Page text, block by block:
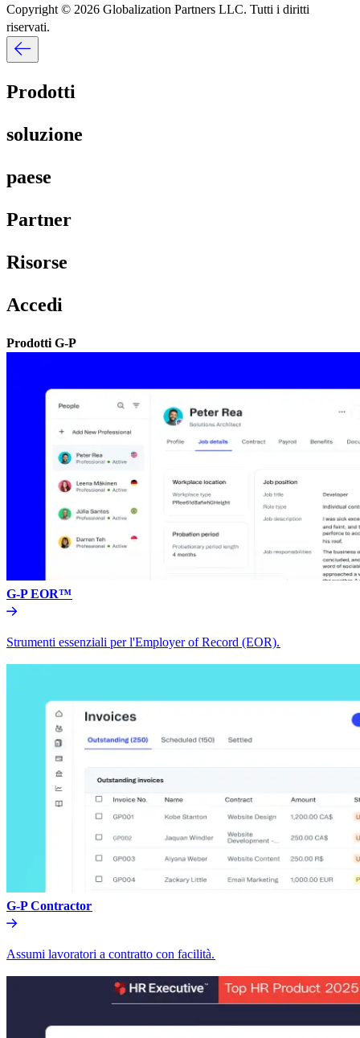
Copyright © 2026 Globalization Partners LLC. Tutti i diritti
riservati.​​
Prodotti​​
soluzione​​
paese​​
Partner​​
Risorse​​
Accedi​​
Prodotti G-P​​
G-P EOR™​​
Strumenti essenziali per l'Employer of Record (EOR).​​
G-P Contractor​​
Assumi lavoratori a contratto con facilità.​​